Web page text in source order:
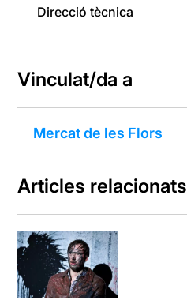
Direcció tècnica
Vinculat/da a
Mercat de les Flors
Articles relacionats